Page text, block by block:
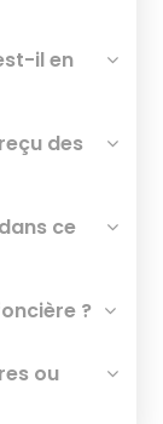
il en
des
ce
?
ou